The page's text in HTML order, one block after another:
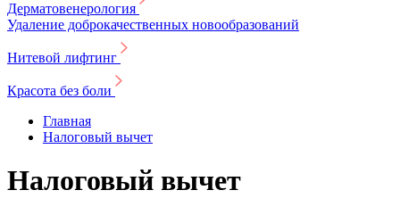
Дерматовенерология
Удаление доброкачественных новообразований
Нитевой лифтинг
Красота без боли
Главная
Налоговый вычет
Налоговый вычет